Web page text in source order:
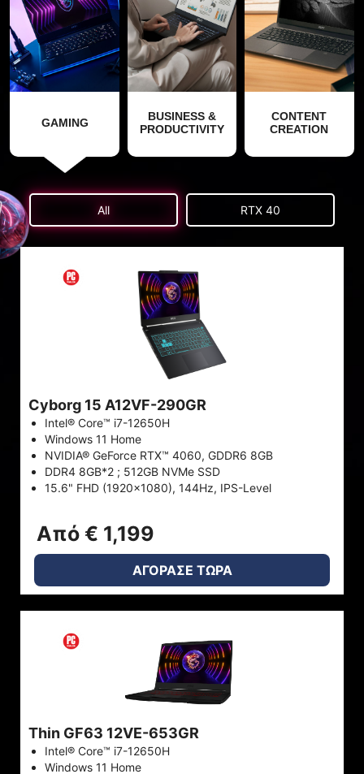
GAMING
BUSINESS &
PRODUCTIVITY
CONTENT
CREATION
All RTX 40
Cyborg 15 A12VF-290GR
Intel® Core™ i7-12650H
Windows 11 Home
NVIDIA® GeForce RTX™ 4060, GDDR6 8GB
DDR4 8GB*2 ; 512GB NVMe SSD
15.6" FHD (1920x1080), 144Hz, IPS-Level
Από € 1,199
ΑΓΟΡΑΣΕ ΤΩΡΑ
Thin GF63 12VE-653GR
Intel® Core™ i7-12650H
Windows 11 Home